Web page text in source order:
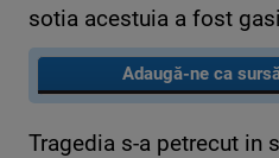
sotia acestuia a fost
Adaugă-ne ca
Tragedia s-a petrecut in